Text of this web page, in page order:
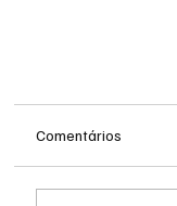
Comentários